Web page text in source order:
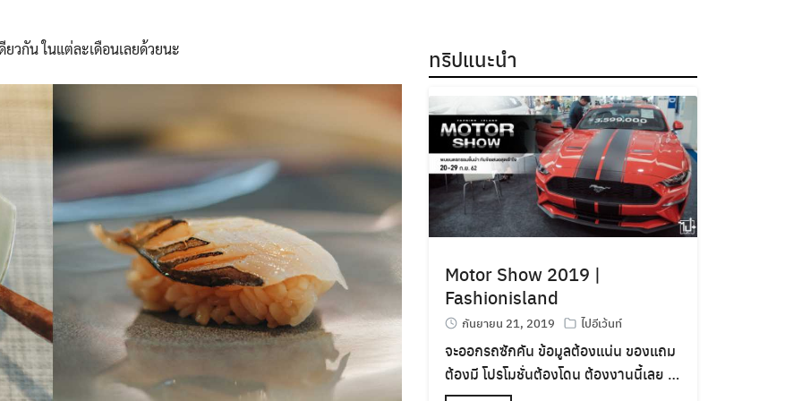
วกัน ในแต่ละเดือนเลยด้วยนะ ทริปแนะนำ
Motor Show 2019 |
Fashionisland
กันยายน 21, 2019 ไปอีเว้นท์
จะออกรถซักคัน ข้อมูลต้องแน่น ของแถม
ต้องมี โปรโมชั่นต้องโดน ต้องงานนี้เลย …